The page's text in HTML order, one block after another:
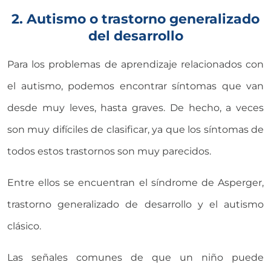
2. Autismo o trastorno generalizado
del desarrollo
Para los problemas de aprendizaje relacionados con
el autismo, podemos encontrar síntomas que van
desde muy leves, hasta graves. De hecho, a veces
son muy difíciles de clasificar, ya que los síntomas de
todos estos trastornos son muy parecidos.
Entre ellos se encuentran el síndrome de Asperger,
trastorno generalizado de desarrollo y el autismo
clásico.
Las señales comunes de que un niño puede